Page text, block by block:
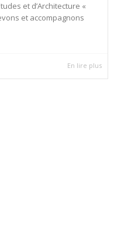
et d’Architecture «
et accompagnons
En lire plus